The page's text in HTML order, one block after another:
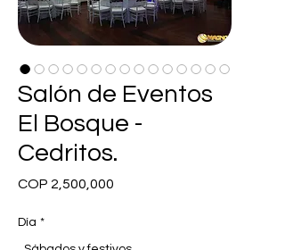
Salón de Eventos
El Bosque -
Cedritos.
COP 2,500,000
Día *